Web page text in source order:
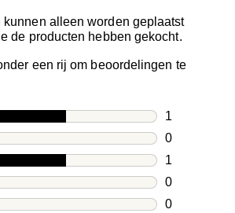
kunnen alleen worden geplaatst
de producten hebben gekocht.
een rij om beoordelingen te
1
1
0
0
1
1
0
0
0